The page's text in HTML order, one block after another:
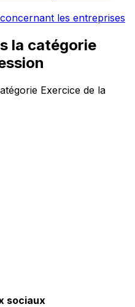
les entreprises
la catégorie
Exercice de la
sociaux